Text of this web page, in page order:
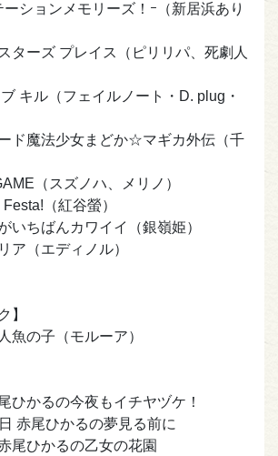
ーションメモリーズ！ｰ（新居浜あり
ターズ プレイス（ピリリパ、死劇人
キル（フェイルノート・D. plug・
ド魔法少女まどか☆マギカ外伝（千
（スズノハ、メリノ）
（紅谷螢）
いちばんカワイイ（銀嶺姫）
ア（エディノル）
】
魚の子（モルーア）
ひかるの今夜もイチヤヅケ！
赤尾ひかるの夢見る前に
尾ひかるの乙女の花園